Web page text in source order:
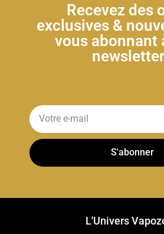
Recevez des
exclusives &
vous abonnant
S'abonner
L'Univers